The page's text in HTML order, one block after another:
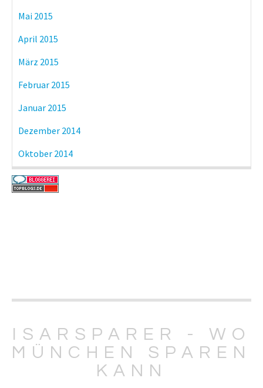
Mai 2015
April 2015
März 2015
Februar 2015
Januar 2015
Dezember 2014
Oktober 2014
ISARSPARER - WO
MÜNCHEN SPAREN
KANN